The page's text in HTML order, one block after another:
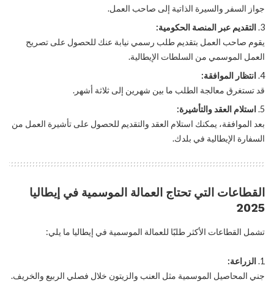
جواز السفر والسيرة الذاتية إلى صاحب العمل.
التقديم عبر المنصة الحكومية:
يقوم صاحب العمل بتقديم طلب رسمي نيابة عنك للحصول على تصريح
العمل الموسمي من السلطات الإيطالية.
انتظار الموافقة:
قد تستغرق معالجة الطلب ما بين شهرين إلى ثلاثة أشهر.
استلام العقد والتأشيرة:
بعد الموافقة، يمكنك استلام العقد والتقديم للحصول على تأشيرة العمل من
السفارة الإيطالية في بلدك.
القطاعات التي تحتاج العمالة الموسمية في إيطاليا
2025
تشمل القطاعات الأكثر طلبًا للعمالة الموسمية في إيطاليا ما يلي:
الزراعة:
جني المحاصيل الموسمية مثل العنب والزيتون خلال فصلي الربيع والخريف.